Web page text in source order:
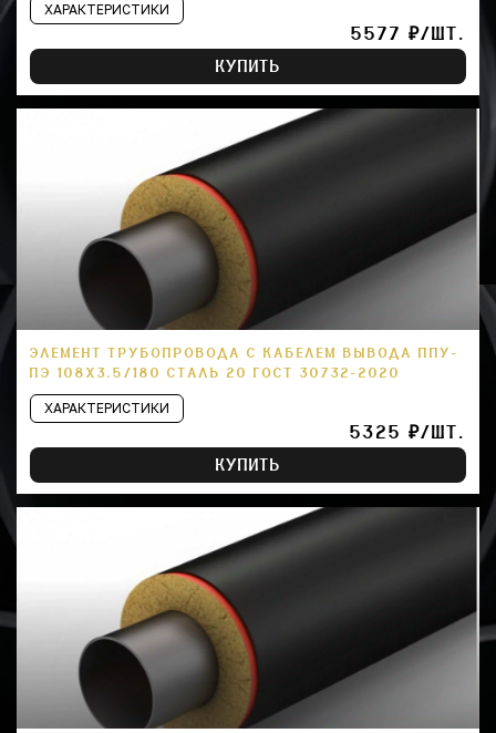
ХАРАКТЕРИСТИКИ
5577 ₽/ШТ.
КУПИТЬ
ЭЛЕМЕНТ ТРУБОПРОВОДА С КАБЕЛЕМ ВЫВОДА ППУ-
ПЭ 108Х3.5/180 СТАЛЬ 20 ГОСТ 30732-2020
ХАРАКТЕРИСТИКИ
5325 ₽/ШТ.
КУПИТЬ